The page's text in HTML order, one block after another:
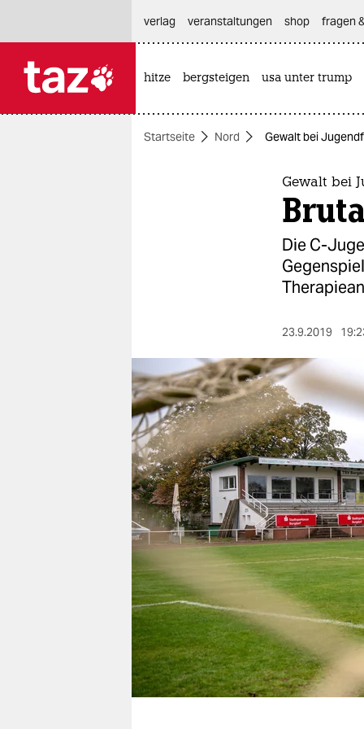
themen
berlin
nord
wahrheit
verlag
verlag
veranstaltungen
shop
fragen & hilfe
unterstützen
abo
genossenschaft
verlag
veranstaltungen shop fragen
hitze bergsteigen usa unter trump
Startseite Nord Gewalt bei
Gewalt bei
Die C-
23.9.2019